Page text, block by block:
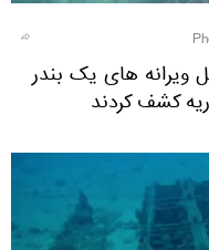
ویرانه های یک بندر
کشف کردند